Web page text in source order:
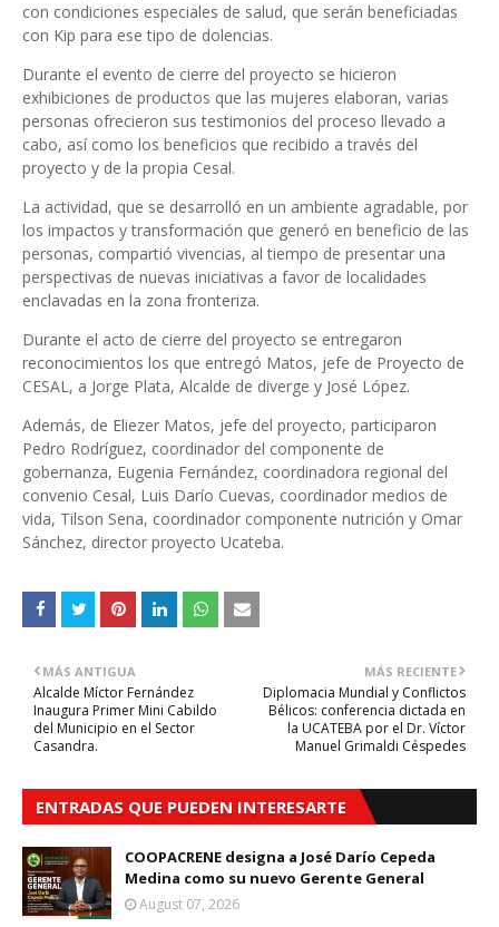
con condiciones especiales de salud, que serán beneficiadas
con Kip para ese tipo de dolencias.
Durante el evento de cierre del proyecto se hicieron
exhibiciones de productos que las mujeres elaboran, varias
personas ofrecieron sus testimonios del proceso llevado a
cabo, así como los beneficios que recibido a través del
proyecto y de la propia Cesal.
La actividad, que se desarrolló en un ambiente agradable, por
los impactos y transformación que generó en beneficio de las
personas, compartió vivencias, al tiempo de presentar una
perspectivas de nuevas iniciativas a favor de localidades
enclavadas en la zona fronteriza.
Durante el acto de cierre del proyecto se entregaron
reconocimientos los que entregó Matos, jefe de Proyecto de
CESAL, a Jorge Plata, Alcalde de diverge y José López.
Además, de Eliezer Matos, jefe del proyecto, participaron
Pedro Rodríguez, coordinador del componente de
gobernanza, Eugenia Fernández, coordinadora regional del
convenio Cesal, Luis Darío Cuevas, coordinador medios de
vida, Tilson Sena, coordinador componente nutrición y Omar
Sánchez, director proyecto Ucateba.
MÁS RECIENTE
Diplomacia Mundial y Conflictos
Bélicos: conferencia dictada en
la UCATEBA por el Dr. Víctor
Manuel Grimaldi Céspedes
MÁS ANTIGUA
Alcalde Míctor Fernández
Inaugura Primer Mini Cabildo
del Municipio en el Sector
Casandra.
ENTRADAS QUE PUEDEN INTERESARTE
COOPACRENE designa a José Darío Cepeda
Medina como su nuevo Gerente General
August 07, 2026